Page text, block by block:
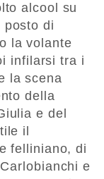
alcool su
posto di
la volante
infilarsi tra i
la scena
della
e del
il
felliniano, di
e